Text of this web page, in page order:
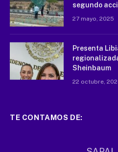
segundo
27 mayo, 2025
Presenta
Sheinbaum
22 octubre,
TE CONTAMOS DE: